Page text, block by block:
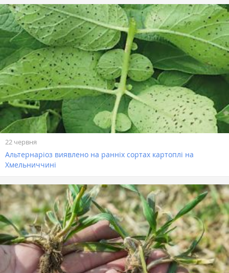
22 червня
Альтернаріоз виявлено на ранніх сортах картоплі на
Хмельниччині